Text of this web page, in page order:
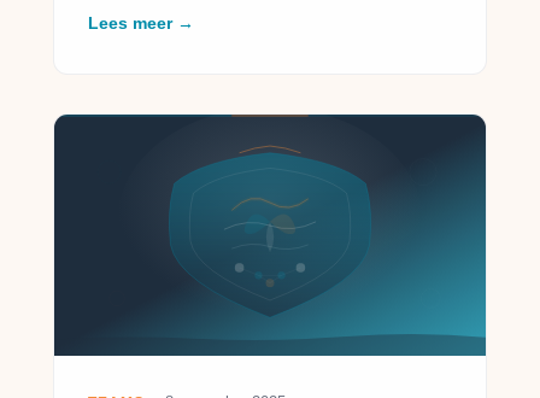
Lees meer →